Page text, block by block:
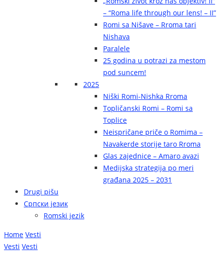
– “Roma life through our lens! – II”
Romi sa Nišave – Rroma tari
Nishava
Paralele
25 godina u potrazi za mestom
pod suncem!
2025
Niški Romi-Nishka Rroma
Topličanski Romi – Romi sa
Toplice
Neispričane priče o Romima –
Navakerde storije taro Rroma
Glas zajednice – Amaro avazi
Medijska strategija po meri
građana 2025 – 2031
Drugi pišu
Српски језик
Romski jezik
Home Vesti
Vesti Vesti